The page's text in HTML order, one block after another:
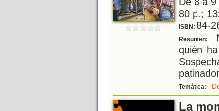
80 p.;
ISBN: 84-
Resumen:
quién
Temática:
La